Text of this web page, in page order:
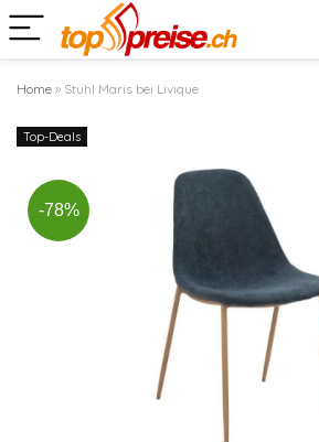
Home » Stuhl Maris bei Livique
Top-Deals
-78%